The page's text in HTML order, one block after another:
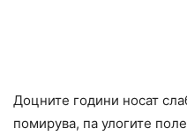
Доцните години носат
помирува, па улогите